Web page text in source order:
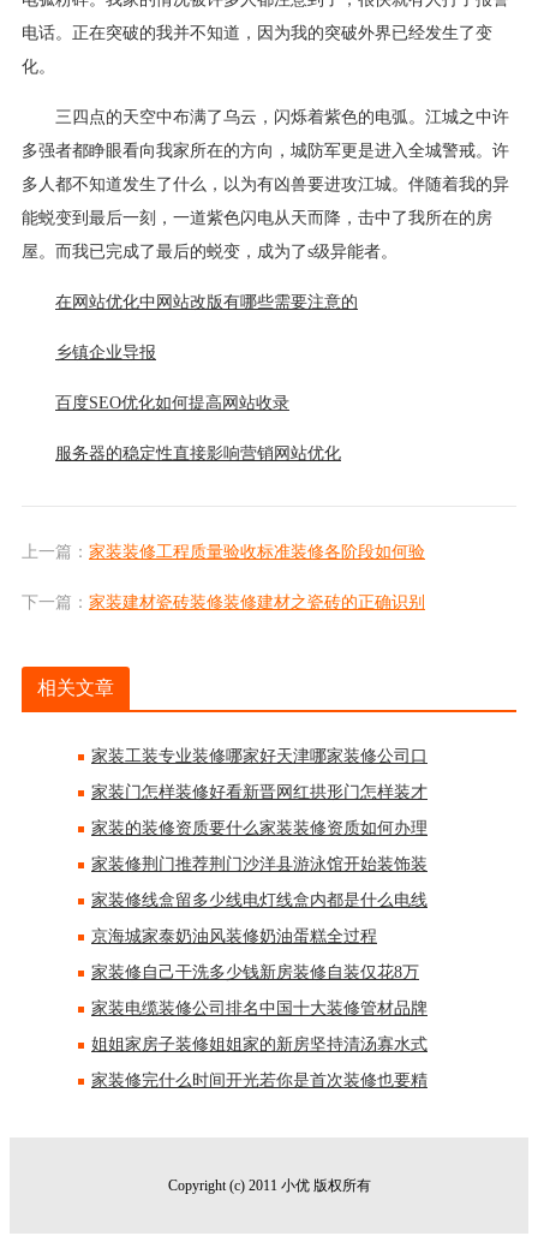
电话。正在突破的我并不知道，因为我的突破外界已经发生了变
化。
三四点的天空中布满了乌云，闪烁着紫色的电弧。江城之中许
多强者都睁眼看向我家所在的方向，城防军更是进入全城警戒。许
多人都不知道发生了什么，以为有凶兽要进攻江城。伴随着我的异
能蜕变到最后一刻，一道紫色闪电从天而降，击中了我所在的房
屋。而我已完成了最后的蜕变，成为了s级异能者。
在网站优化中网站改版有哪些需要注意的
乡镇企业导报
百度SEO优化如何提高网站收录
服务器的稳定性直接影响营销网站优化
上一篇： 家装装修工程质量验收标准装修各阶段如何验
下一篇： 家装建材瓷砖装修装修建材之瓷砖的正确识别
相关文章
家装工装专业装修哪家好天津哪家装修公司口
家装门怎样装修好看新晋网红拱形门怎样装才
家装的装修资质要什么家装装修资质如何办理
家装修荆门推荐荆门沙洋县游泳馆开始装饰装
家装修线盒留多少线电灯线盒内都是什么电线
京海城家泰奶油风装修奶油蛋糕全过程
家装修自己干洗多少钱新房装修自装仅花8万
家装电缆装修公司排名中国十大装修管材品牌
姐姐家房子装修姐姐家的新房坚持清汤寡水式
家装修完什么时间开光若你是首次装修也要精
Copyright (c) 2011 小优 版权所有